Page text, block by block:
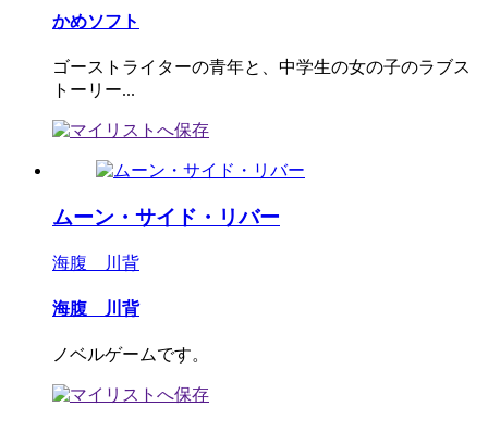
かめソフト
ゴーストライターの青年と、中学生の女の子のラブス
トーリー...
ムーン・サイド・リバー
海腹 川背
海腹 川背
ノベルゲームです。